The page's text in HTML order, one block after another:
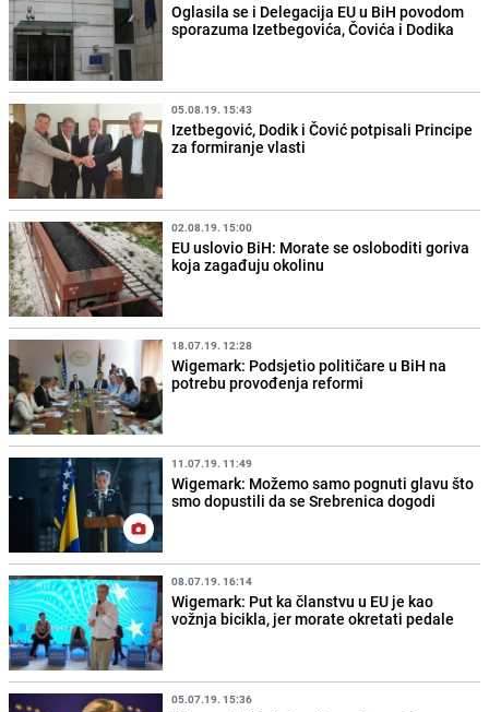
Oglasila se i Delegacija EU u BiH povodom
sporazuma Izetbegovića, Čovića i Dodika
05.08.19. 15:43
Izetbegović, Dodik i Čović potpisali Principe
za formiranje vlasti
02.08.19. 15:00
EU uslovio BiH: Morate se osloboditi goriva
koja zagađuju okolinu
18.07.19. 12:28
Wigemark: Podsjetio političare u BiH na
potrebu provođenja reformi
11.07.19. 11:49
Wigemark: Možemo samo pognuti glavu što
smo dopustili da se Srebrenica dogodi
08.07.19. 16:14
Wigemark: Put ka članstvu u EU je kao
vožnja bicikla, jer morate okretati pedale
05.07.19. 15:36